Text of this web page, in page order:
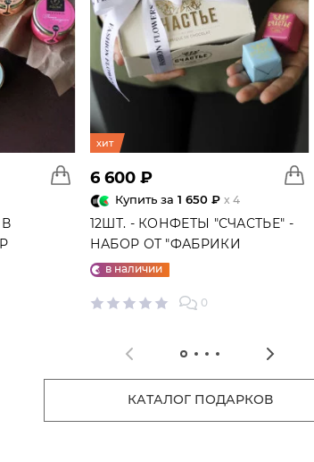
хит
6 600 ₽
Купить за 1 650 ₽ x 4
12ШТ. - КОНФЕТЫ "СЧАСТЬЕ" -
НАБОР ОТ "ФАБРИКИ
СЧАСТЬЕ"
в наличии
0
КАТАЛОГ ПОДАРКОВ